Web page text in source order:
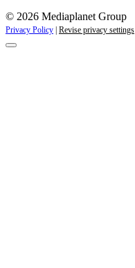
© 2026 Mediaplanet Group
Privacy Policy Revise privacy settings